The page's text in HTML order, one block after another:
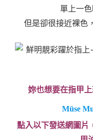
單上一
但是卻很接近裸色
妳也想要在指甲
Müse
點入以下發送網圖片